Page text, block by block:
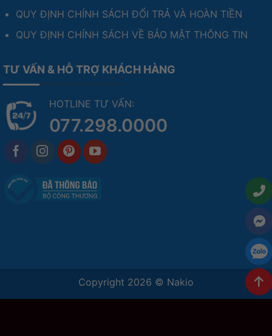
QUY ĐỊNH CHÍNH SÁCH ĐỔI TRẢ VÀ HOÀN TIỀN
QUY ĐỊNH CHÍNH SÁCH VỀ BẢO MẬT THÔNG TIN
TƯ VẤN & HỖ TRỢ KHÁCH HÀNG
HOTLINE TƯ VẤN:
077.298.0000
Copyright 2026 © Nakio